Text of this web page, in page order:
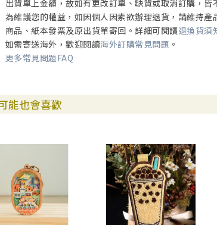
出貨單上金額，故如有更改訂單、缺貨或取消訂購，皆
為維護您的權益，如因個人因素欲辦理退貨，請維持
商品、紙本發票及原出貨單寄回。詳細可閱讀退換貨須
如需寄送海外，歡迎閱讀海外訂購常見問題 。
更多常見問題FAQ
能也會喜歡